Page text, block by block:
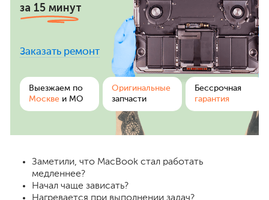
за 15 минут
Заказать ремонт
Выезжаем по
Москве и МО
Оригинальные
запчасти
Бессрочная
гарантия
Заметили, что MacBook стал работать
медленнее?
Начал чаще зависать?